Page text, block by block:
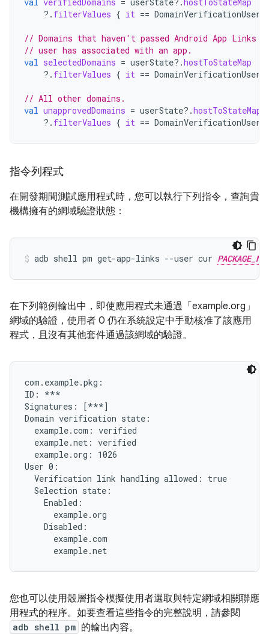
?. filterValues { it ==
// Domains that haven't passed Android App
// user has associated with an app.
val selectedDomains = userState?.hostToStateMap
?. filterValues { it ==
// All other domains.
val unapprovedDomains = userState?.hostToStateMap
?. filterValues { it ==
指令列程式
在開發期間測試應用程式時，您可以執行下列指令，查詢貴
機構擁有的網域驗證狀態：
adb shell pm get-app-links --user cur
在下列範例輸出中，即使應用程式未通過「example.org」
網域的驗證，使用者 0 仍在系統設定中手動核准了該應用
程式，且沒有其他套件通過該網域的驗證。
com.example.pkg:
ID: ***
Signatures: [***]
Domain verification state:
  example.com: verified
  example.net: verified
  example.org: 1026
User 0:
  Verification link handling allowed: true
  Selection state:
    Enabled:
      example.org
    Disabled:
      example.com
您也可以使用殼層指令模擬使用者選取與特定網域相關聯應
用程式的程序。如要查看這些指令的完整說明，請參閱
adb shell pm 的輸出內容。